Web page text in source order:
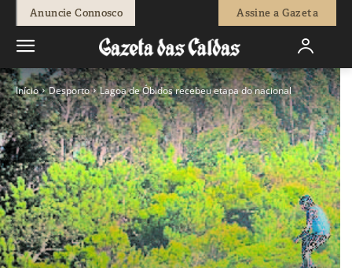
Anuncie Connosco Assine a Gazeta
Início Desporto Lagoa de Óbidos recebeu etapa do nacional